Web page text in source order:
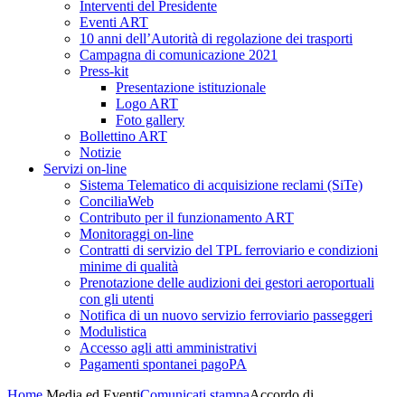
Interventi del Presidente
Eventi ART
10 anni dell’Autorità di regolazione dei trasporti
Campagna di comunicazione 2021
Press-kit
Presentazione istituzionale
Logo ART
Foto gallery
Bollettino ART
Notizie
Servizi on-line
Sistema Telematico di acquisizione reclami (SiTe)
ConciliaWeb
Contributo per il funzionamento ART
Monitoraggi on-line
Contratti di servizio del TPL ferroviario e condizioni
minime di qualità
Prenotazione delle audizioni dei gestori aeroportuali
con gli utenti
Notifica di un nuovo servizio ferroviario passeggeri
Modulistica
Accesso agli atti amministrativi
Pagamenti spontanei pagoPA